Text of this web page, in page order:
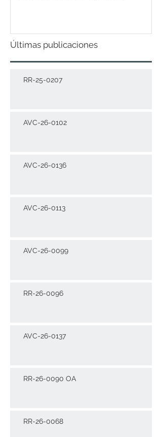
Últimas publicaciones
RR-25-0207
AVC-26-0102
AVC-26-0136
AVC-26-0113
AVC-26-0099
RR-26-0096
AVC-26-0137
RR-26-0090 OA
RR-26-0068